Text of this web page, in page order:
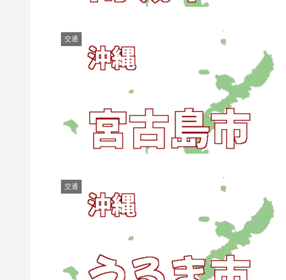
交通
交通